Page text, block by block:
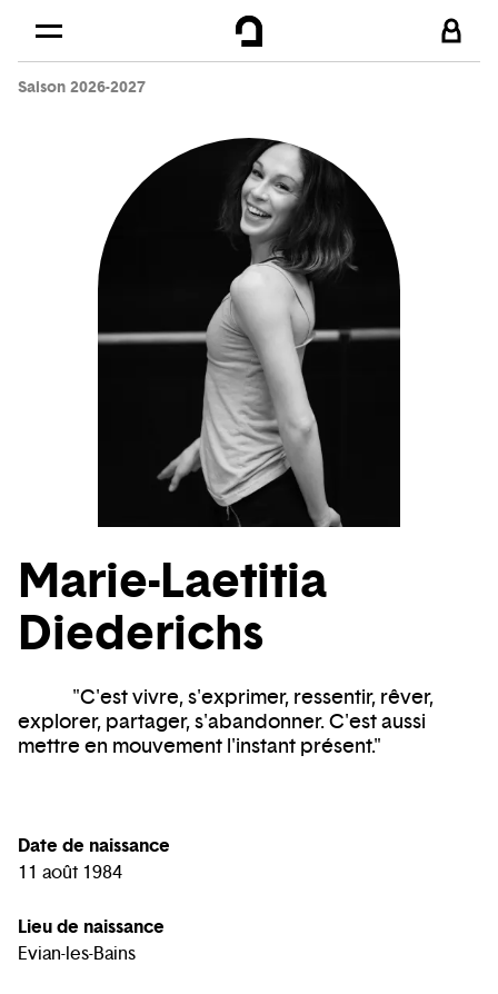
Skip to
Saison 2026-2027
Marie-Laetitia
Diederichs
"C'est vivre, s'exprimer, ressentir, rêver,
explorer, partager, s'abandonner. C'est aussi
mettre en mouvement l'instant présent."
Date de naissance
11 août 1984
Lieu de naissance
Evian-les-Bains